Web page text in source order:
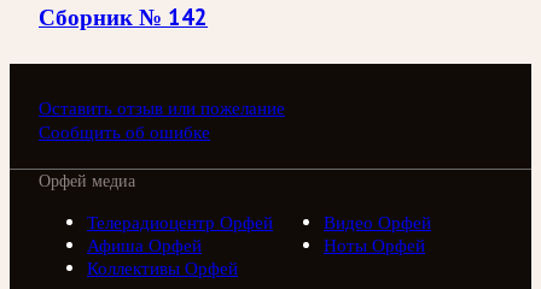
Сборник № 142
Оставить отзыв или пожелание
Сообщить об ошибке
Орфей медиа
Телерадиоцентр Орфей
Видео Орфей
Афиша Орфей
Ноты Орфей
Коллективы Орфей